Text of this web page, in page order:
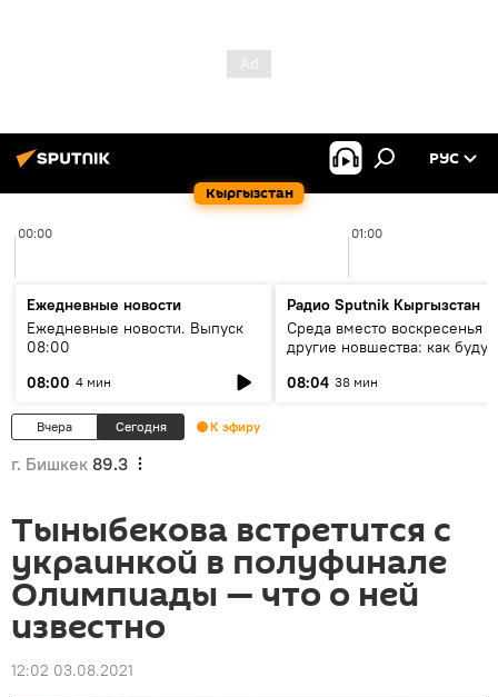
Кыргызстан
РУС
00:00 01:00
Ежедневные новости
Ежедневные новости. Выпуск
08:00
08:00 4 мин
Радио Sputnik Кыргызстан
Среда вместо воскресенья и
другие новшества: как будут
08:04 38 мин
Вчера Сегодня К эфиру
г. Бишкек 89.3
Тыныбекова встретится с
украинкой в полуфинале
Олимпиады — что о ней
известно
12:02 03.08.2021